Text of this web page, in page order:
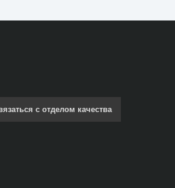
с отделом качества